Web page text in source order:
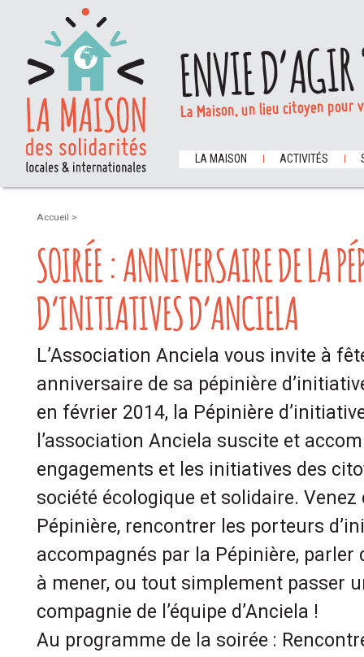
ENVIE
La Maison, un lieu citoyen
LA MAISON ACTIVITÉS
Accueil >
SOIRÉE : ANNIVERSAIRE DE LA
D’INITIATIVES D’ANCIELA
L’Association Anciela vous invite à
anniversaire de sa pépinière
en février 2014, la Pépinière
l’association Anciela suscite et
engagements et les initiatives des
société écologique et solidaire.
Pépinière, rencontrer les porteurs
accompagnés par la Pépinière, parler
à mener, ou tout simplement passer
compagnie de l’équipe d’Anciela !
Au programme de la soirée :